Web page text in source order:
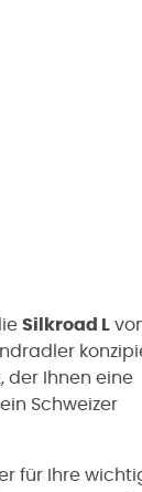
Silkroad L
Ihnen eine
Schweizer
für Ihre